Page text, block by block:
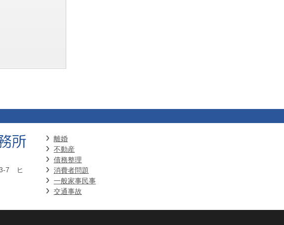
3-7 ヒ
離婚
不動産
債務整理
消費者問題
一般家事民事
交通事故